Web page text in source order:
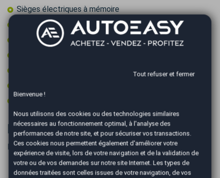
Sièges électriques à mémoire
Start & Stop
Suspension sport
Informations complémentaires
Entretiens:
Tout refuser et fermer
Bienvenue !
Nous utilisons des cookies ou des technologies similaires
nécessaires au fonctionnement optimal, à l'analyse des
performances de notre site, et pour sécuriser vos transactions.
Ces cookies nous permettent également d'améliorer votre
expérience de visite, lors de votre navigation et de la validation de
votre ou de vos demandes sur notre site Internet. Les types de
données traitées sont celles issues de votre navigation, de vos